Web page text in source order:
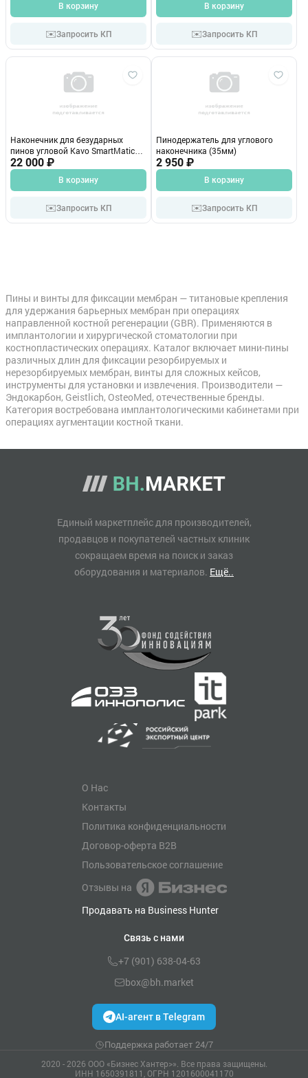
В корзину
✉️Запросить КП
В корзину
✉️Запросить КП
Наконечник для безударных
пинов угловой Kavo SmartMatic
S53
22 000 ₽
В корзину
✉️Запросить КП
Пинодержатель для углового
наконечника (35мм)
2 950 ₽
В корзину
✉️Запросить КП
Пины и винты для фиксации мембран — титановые крепления
для удержания барьерных мембран при операциях
направленной костной регенерации (GBR). Применяются в
имплантологии и хирургической стоматологии при
костнопластических операциях. Каталог включает мини-пины
различных длин для фиксации резорбируемых и
нерезорбируемых мембран, винты для сложных кейсов,
инструменты для установки и извлечения. Производители —
Эндокарбон, Geistlich, OsteoMed, отечественные бренды.
Категория востребована имплантологическими кабинетами при
операциях аугментации костной ткани.
Единый маркетплейс для производителей,
продавцов и покупателей частных клиник
сокращаем время на поиск и заказ
оборудования и материалов. Ещё..
О Нас
Контакты
Политика конфиденциальности
Договор-оферта B2B
Пользовательское соглашение
Отзывы на
Продавать на Business Hunter
Связь с нами
+7 (901) 638-04-63
box@bh.market
AI-агент в Telegram
Поддержка работает 24/7
2020 - 2026 ООО «Бизнес Хантер>». Все права защищены.
ИНН 1650391811, ОГРН 1201600041170